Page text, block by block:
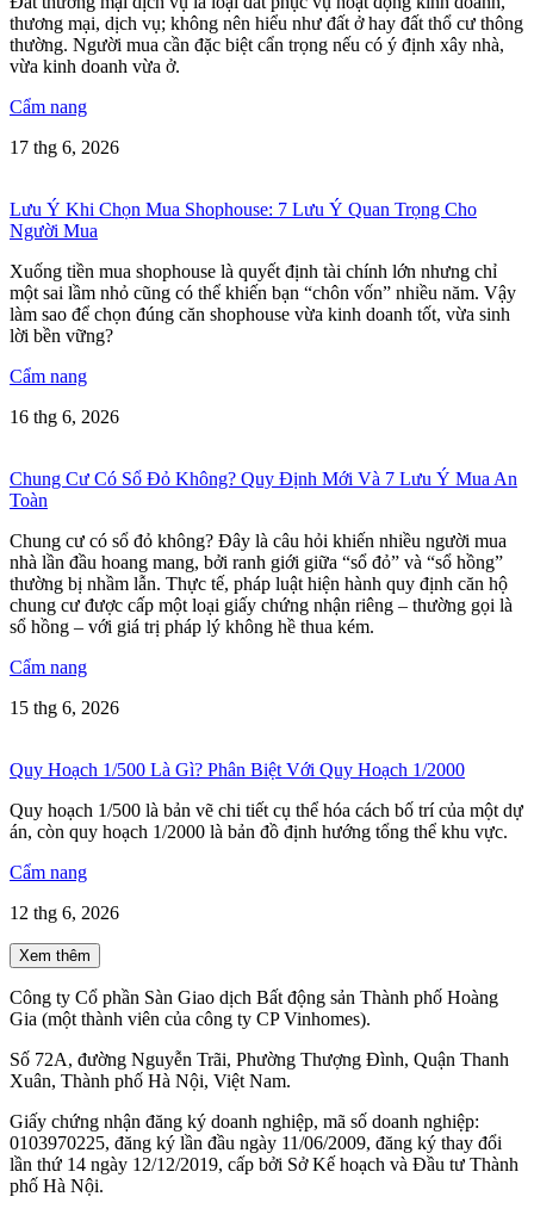
thương mại, dịch vụ; không nên hiểu như đất ở hay đất thổ cư thông
thường. Người mua cần đặc biệt cẩn trọng nếu có ý định xây nhà,
vừa kinh doanh vừa ở.
Cẩm nang
17 thg 6, 2026
Lưu Ý Khi Chọn Mua Shophouse: 7 Lưu Ý Quan Trọng Cho
Người Mua
Xuống tiền mua shophouse là quyết định tài chính lớn nhưng chỉ
một sai lầm nhỏ cũng có thể khiến bạn “chôn vốn” nhiều năm. Vậy
làm sao để chọn đúng căn shophouse vừa kinh doanh tốt, vừa sinh
lời bền vững?
Cẩm nang
16 thg 6, 2026
Chung Cư Có Sổ Đỏ Không? Quy Định Mới Và 7 Lưu Ý Mua An
Toàn
Chung cư có sổ đỏ không? Đây là câu hỏi khiến nhiều người mua
nhà lần đầu hoang mang, bởi ranh giới giữa “sổ đỏ” và “sổ hồng”
thường bị nhầm lẫn. Thực tế, pháp luật hiện hành quy định căn hộ
chung cư được cấp một loại giấy chứng nhận riêng – thường gọi là
sổ hồng – với giá trị pháp lý không hề thua kém.
Cẩm nang
15 thg 6, 2026
Quy Hoạch 1/500 Là Gì? Phân Biệt Với Quy Hoạch 1/2000
Quy hoạch 1/500 là bản vẽ chi tiết cụ thể hóa cách bố trí của một dự
án, còn quy hoạch 1/2000 là bản đồ định hướng tổng thể khu vực.
Cẩm nang
12 thg 6, 2026
Xem thêm
Công ty Cổ phần Sàn Giao dịch Bất động sản Thành phố Hoàng
Gia (một thành viên của công ty CP Vinhomes).
Số 72A, đường Nguyễn Trãi, Phường Thượng Đình, Quận Thanh
Xuân, Thành phố Hà Nội, Việt Nam.
Giấy chứng nhận đăng ký doanh nghiệp, mã số doanh nghiệp:
0103970225, đăng ký lần đầu ngày 11/06/2009, đăng ký thay đổi
lần thứ 14 ngày 12/12/2019, cấp bởi Sở Kế hoạch và Đầu tư Thành
phố Hà Nội.